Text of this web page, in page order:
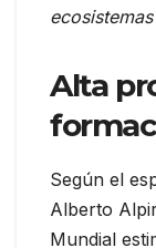
Alta
Según el
Alberto
Mundial